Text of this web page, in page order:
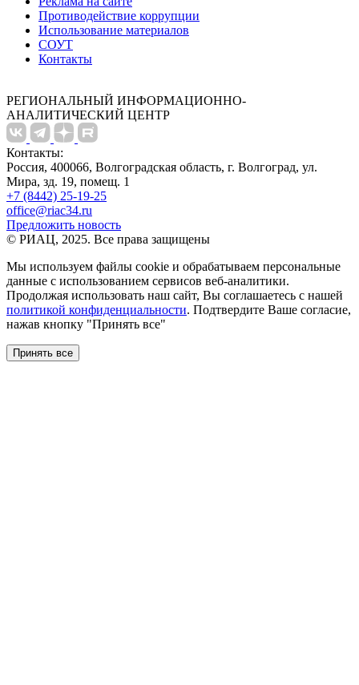
Противодействие коррупции
Использование материалов
СОУТ
Контакты
РЕГИОНАЛЬНЫЙ ИНФОРМАЦИОННО-
АНАЛИТИЧЕСКИЙ ЦЕНТР
Контакты:
Россия, 400066, Волгоградская область, г. Волгоград, ул.
Мира, зд. 19, помещ. 1
+7 (8442) 25-19-25
office@riac34.ru
Предложить новость
© РИАЦ, 2025. Все права защищены
Мы используем файлы сookie и обрабатываем персональные
данные с использованием сервисов веб-аналитики.
Продолжая использовать наш сайт, Вы соглашаетесь с нашей
политикой конфиденциальности. Подтвердите Ваше согласие,
нажав кнопку "Принять все"
Принять все